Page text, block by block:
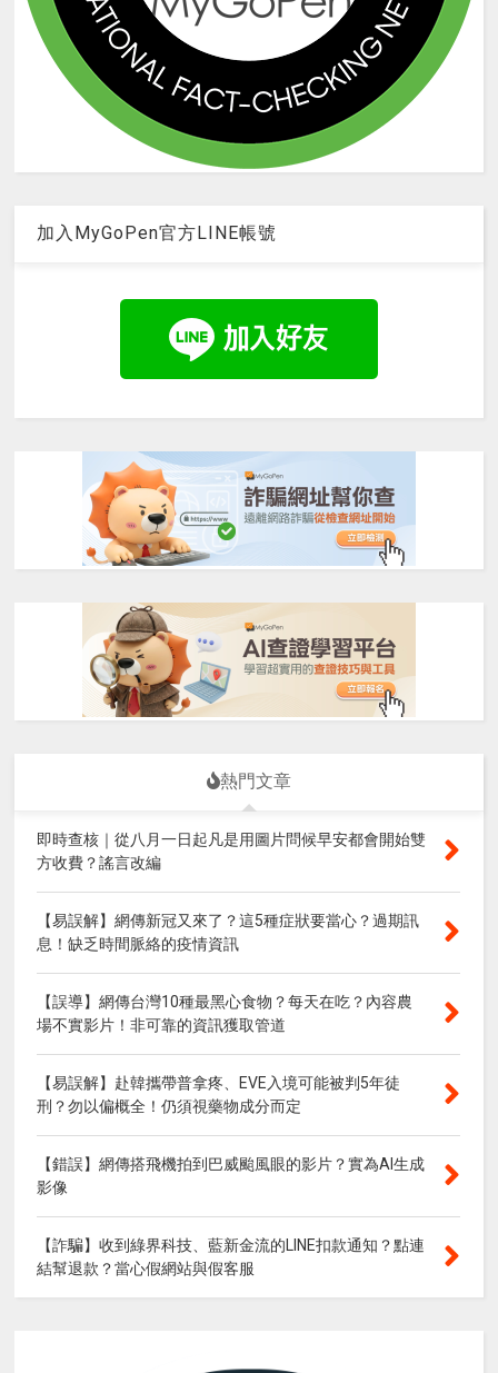
加入MyGoPen官方LINE帳號
熱門文章
即時查核｜從八月一日起凡是用圖片問候早安都會開始雙
方收費？謠言改編
【易誤解】網傳新冠又來了？這5種症狀要當心？過期訊
息！缺乏時間脈絡的疫情資訊
【誤導】網傳台灣10種最黑心食物？每天在吃？內容農
場不實影片！非可靠的資訊獲取管道
【易誤解】赴韓攜帶普拿疼、EVE入境可能被判5年徒
刑？勿以偏概全！仍須視藥物成分而定
【錯誤】網傳搭飛機拍到巴威颱風眼的影片？實為AI生成
影像
【詐騙】收到綠界科技、藍新金流的LINE扣款通知？點連
結幫退款？當心假網站與假客服